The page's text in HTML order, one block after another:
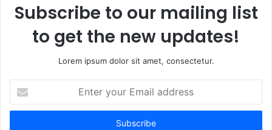
Subscribe to our mailing list
to get the new updates!
Lorem ipsum dolor sit amet, consectetur.
t